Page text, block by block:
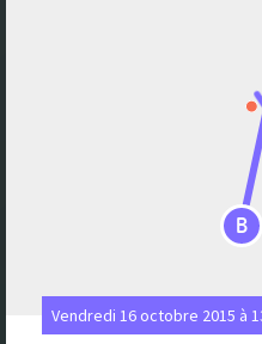
B
Vendredi 16 octobre 2015 à